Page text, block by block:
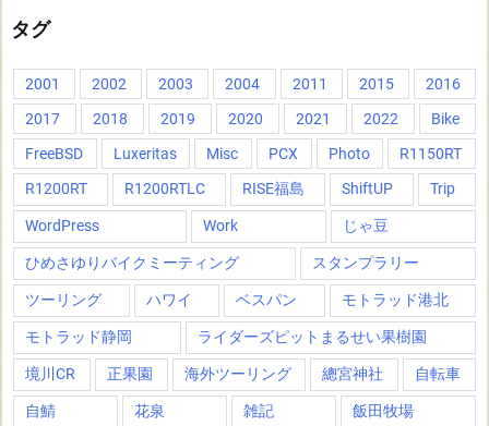
タグ
2001 2002 2003 2004 2011 2015
2016
2017
2018 2019 2020 2021 2022
Bike
FreeBSD
Luxeritas Misc PCX Photo
R1150RT
R1200RT
R1200RTLC RISE福島 ShiftUP Trip
WordPress Work じゃ豆
ひめさゆりバイクミーティング スタンプラリー
ツーリング ハワイ ベスパン モトラッド港北
モトラッド静岡 ライダーズピットまるせい果樹園
境川CR 正果園 海外ツーリング 總宮神社 自転車
自鯖 花泉 雑記 飯田牧場